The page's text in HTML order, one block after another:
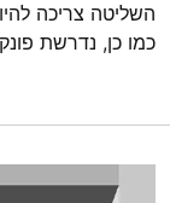
השליטה צריכה
כמו כן, נדרשת